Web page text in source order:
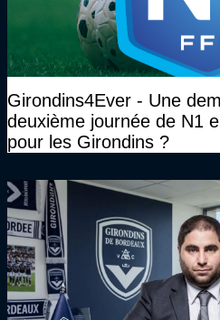
Girondins4Ever - Une
deuxième journée de N1
pour les Girondins ?